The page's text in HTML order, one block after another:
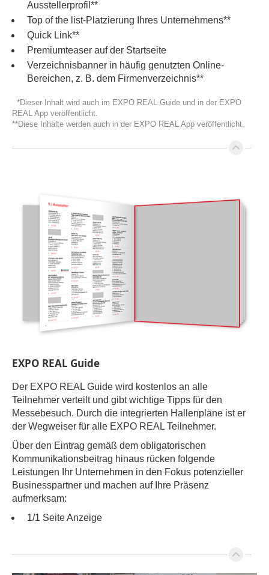
Ausstellerprofil**
Top of the list-Platzierung Ihres Unternehmens**
Quick Link**
Premiumteaser auf der Startseite
Verzeichnisbanner in häufig genutzten Online-
Bereichen, z. B. dem Firmenverzeichnis**
*Dieser Inhalt wird auch im EXPO REAL Guide und in der EXPO
REAL App veröffentlicht.
**Diese Inhalte werden auch in der EXPO REAL App veröffentlicht.
EXPO REAL Guide
Der EXPO REAL Guide wird kostenlos an alle
Teilnehmer verteilt und gibt wichtige Tipps für den
Messebesuch. Durch die integrierten Hallenpläne ist er
der Wegweiser für alle EXPO REAL Teilnehmer.
Über den Eintrag gemäß dem obligatorischen
Kommunikationsbeitrag hinaus rücken folgende
Leistungen Ihr Unternehmen in den Fokus potenzieller
Businesspartner und machen auf Ihre Präsenz
aufmerksam:
1/1 Seite Anzeige